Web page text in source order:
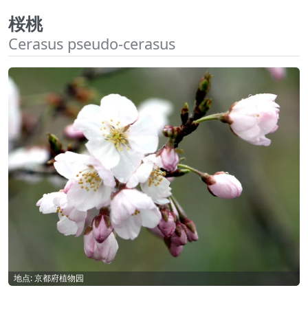
桜桃
Cerasus pseudo-cerasus
地点: 京都府植物园